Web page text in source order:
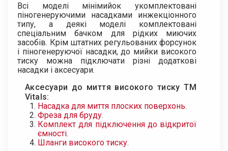
Всі моделі мінімийок укомплектовані
піногенеруючими насадками инжекціонного
типу, а деякі моделі комплектовані
спеціальним бачком для рідких миючих
засобів. Крім штатних регульованих форсунок
і піногенеруючої насадки, до мийки високого
тиску можна підключати різні додаткові
насадки і аксесуари.
Аксесуари до миття високого тиску ТМ
Vitals:
Насадка для миття плоских поверхонь.
Фреза для бруду.
Комплект для підключення до відкритої
ємності.
Шланги високого тиску.